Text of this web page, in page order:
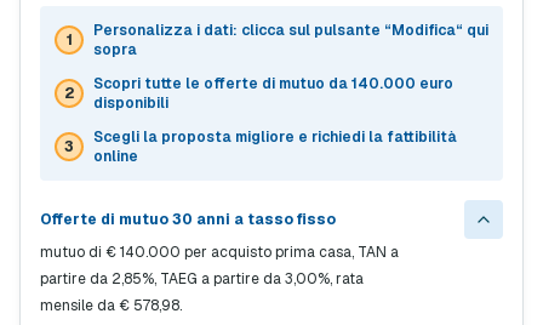
Personalizza i dati: clicca sul pulsante “Modifica“ qui
sopra
Scopri tutte le offerte di mutuo da 140.000 euro
disponibili
Scegli la proposta migliore e richiedi la fattibilità
online
Offerte di mutuo 30 anni a tasso fisso
mutuo di € 140.000 per acquisto prima casa, TAN a
partire da 2,85%, TAEG a partire da 3,00%, rata
mensile da € 578,98.